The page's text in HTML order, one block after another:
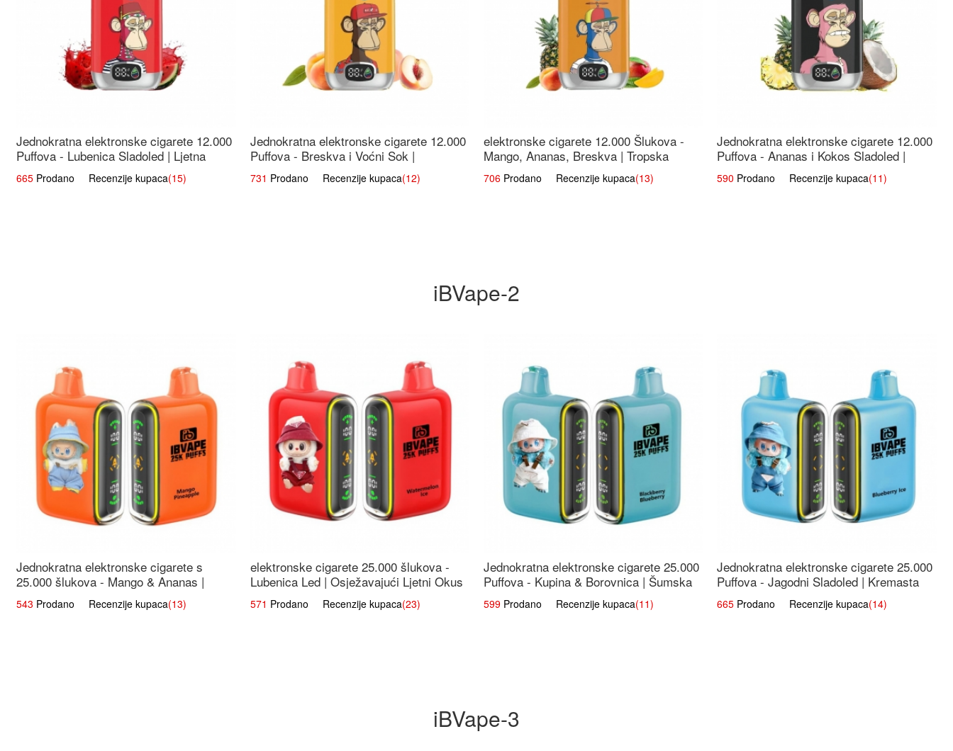
Jednokratna elektronske cigarete 12.000
Puffova - Lubenica Sladoled | Ljetna
Desertna Aroma
665 Prodano Recenzije kupaca(15)
Jednokratna elektronske cigarete 12.000
Puffova - Breskva i Voćni Sok |
Osježavajuća Voćna Mješavina
731 Prodano Recenzije kupaca(12)
elektronske cigarete 12.000 Šlukova -
Mango, Ananas, Breskva | Tropska
Voćna Mješavina
706Prodano Recenzije kupaca(13)
Jednokratna elektronske cigarete 12.000
Puffova - Ananas i Kokos Sladoled |
Tropski Desert
590 Prodano Recenzije kupaca(11)
iBVape-2
Jednokratna elektronske cigarete s
25.000 šlukova - Mango & Ananas |
Egzotična Voćna Mješavina
543 Prodano Recenzije kupaca(13)
elektronske cigarete 25.000 šlukova -
Lubenica Led | Osježavajući Ljetni Okus
571 Prodano Recenzije kupaca(23)
Jednokratna elektronske cigarete 25.000
Puffova - Kupina & Borovnica | Šumska
Voćna Mješavina
599Prodano Recenzije kupaca(11)
Jednokratna elektronske cigarete 25.000
Puffova - Jagodni Sladoled | Kremasta
Slatka Okus
665 Prodano Recenzije kupaca(14)
iBVape-3